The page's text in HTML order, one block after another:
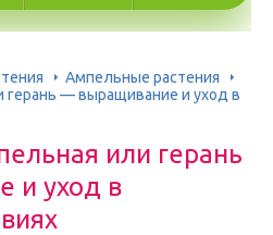
Ампельные растения
герань — выращивание и уход в
или герань
и уход в